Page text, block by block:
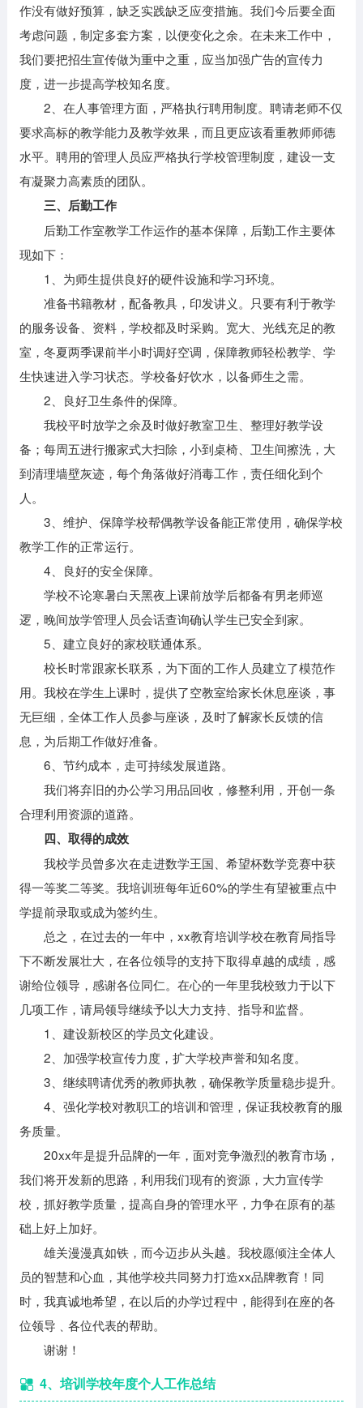
作没有做好预算，缺乏实践缺乏应变措施。我们今后要全面
考虑问题，制定多套方案，以便变化之余。在未来工作中，
我们要把招生宣传做为重中之重，应当加强广告的宣传力
度，进一步提高学校知名度。
2、在人事管理方面，严格执行聘用制度。聘请老师不仅
要求高标的教学能力及教学效果，而且更应该看重教师师德
水平。聘用的管理人员应严格执行学校管理制度，建设一支
有凝聚力高素质的团队。
三、后勤工作
后勤工作室教学工作运作的基本保障，后勤工作主要体
现如下：
1、为师生提供良好的硬件设施和学习环境。
准备书籍教材，配备教具，印发讲义。只要有利于教学
的服务设备、资料，学校都及时采购。宽大、光线充足的教
室，冬夏两季课前半小时调好空调，保障教师轻松教学、学
生快速进入学习状态。学校备好饮水，以备师生之需。
2、良好卫生条件的保障。
我校平时放学之余及时做好教室卫生、整理好教学设
备；每周五进行搬家式大扫除，小到桌椅、卫生间擦洗，大
到清理墙壁灰迹，每个角落做好消毒工作，责任细化到个
人。
3、维护、保障学校帮偶教学设备能正常使用，确保学校
教学工作的正常运行。
4、良好的安全保障。
学校不论寒暑白天黑夜上课前放学后都备有男老师巡
逻，晚间放学管理人员会话查询确认学生已安全到家。
5、建立良好的家校联通体系。
校长时常跟家长联系，为下面的工作人员建立了模范作
用。我校在学生上课时，提供了空教室给家长休息座谈，事
无巨细，全体工作人员参与座谈，及时了解家长反馈的信
息，为后期工作做好准备。
6、节约成本，走可持续发展道路。
我们将弃旧的办公学习用品回收，修整利用，开创一条
合理利用资源的道路。
四、取得的成效
我校学员曾多次在走进数学王国、希望杯数学竞赛中获
得一等奖二等奖。我培训班每年近60%的学生有望被重点中
学提前录取或成为签约生。
总之，在过去的一年中，xx教育培训学校在教育局指导
下不断发展壮大，在各位领导的支持下取得卓越的成绩，感
谢给位领导，感谢各位同仁。在心的一年里我校致力于以下
几项工作，请局领导继续予以大力支持、指导和监督。
1、建设新校区的学员文化建设。
2、加强学校宣传力度，扩大学校声誉和知名度。
3、继续聘请优秀的教师执教，确保教学质量稳步提升。
4、强化学校对教职工的培训和管理，保证我校教育的服
务质量。
20xx年是提升品牌的一年，面对竞争激烈的教育市场，
我们将开发新的思路，利用我们现有的资源，大力宣传学
校，抓好教学质量，提高自身的管理水平，力争在原有的基
础上好上加好。
雄关漫漫真如铁，而今迈步从头越。我校愿倾注全体人
员的智慧和心血，其他学校共同努力打造xx品牌教育！同
时，我真诚地希望，在以后的办学过程中，能得到在座的各
位领导﹑各位代表的帮助。
谢谢！
4、培训学校年度个人工作总结